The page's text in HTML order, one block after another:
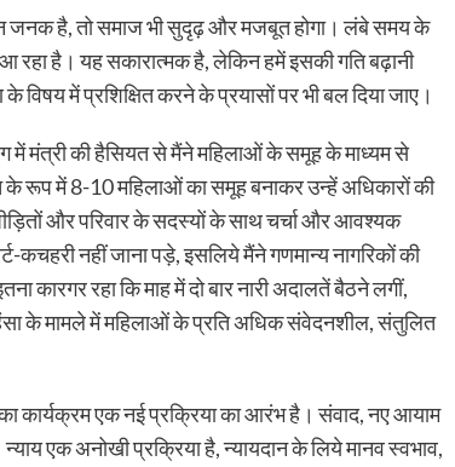
जनक है, तो समाज भी सुदृढ़ और मजबूत होगा। लंबे समय के
रहा है। यह सकारात्मक है, लेकिन हमें इसकी गति बढ़ानी
विषय में प्रशिक्षित करने के प्रयासों पर भी बल दिया जाए।
में मंत्री की हैसियत से मैंने महिलाओं के समूह के माध्यम से
के रूप में 8-10 महिलाओं का समूह बनाकर उन्हें अधिकारों की
और परिवार के सदस्यों के साथ चर्चा और आवश्यक
कचहरी नहीं जाना पड़े, इसलिये मैंने गणमान्य नागरिकों की
कारगर रहा कि माह में दो बार नारी अदालतें बैठने लगीं,
के मामले में महिलाओं के प्रति अधिक संवेदनशील, संतुलित
कार्यक्रम एक नई प्रक्रिया का आरंभ है। संवाद, नए आयाम
एक अनोखी प्रक्रिया है, न्यायदान के लिये मानव स्वभाव,